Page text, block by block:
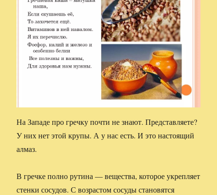
На Западе про гречку почти не знают. Представляете?
У них нет этой крупы. А у нас есть. И это настоящий
алмаз.
В гречке полно рутина — вещества, которое укрепляет
стенки сосудов. С возрастом сосуды становятся